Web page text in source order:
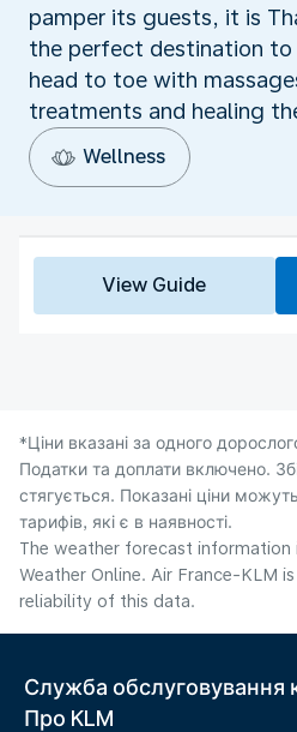
pamper its guests, it is
the perfect destination
head to toe with
treatments and healing
Wellness
View Guide
*Ціни вказані за одного
Податки та доплати включено.
стягується. Показані ціни
тарифів, які є в наявності.
The weather forecast information
Weather Online. Air France-KLM
reliability of this data.
Служба обслуговування
Про KLM